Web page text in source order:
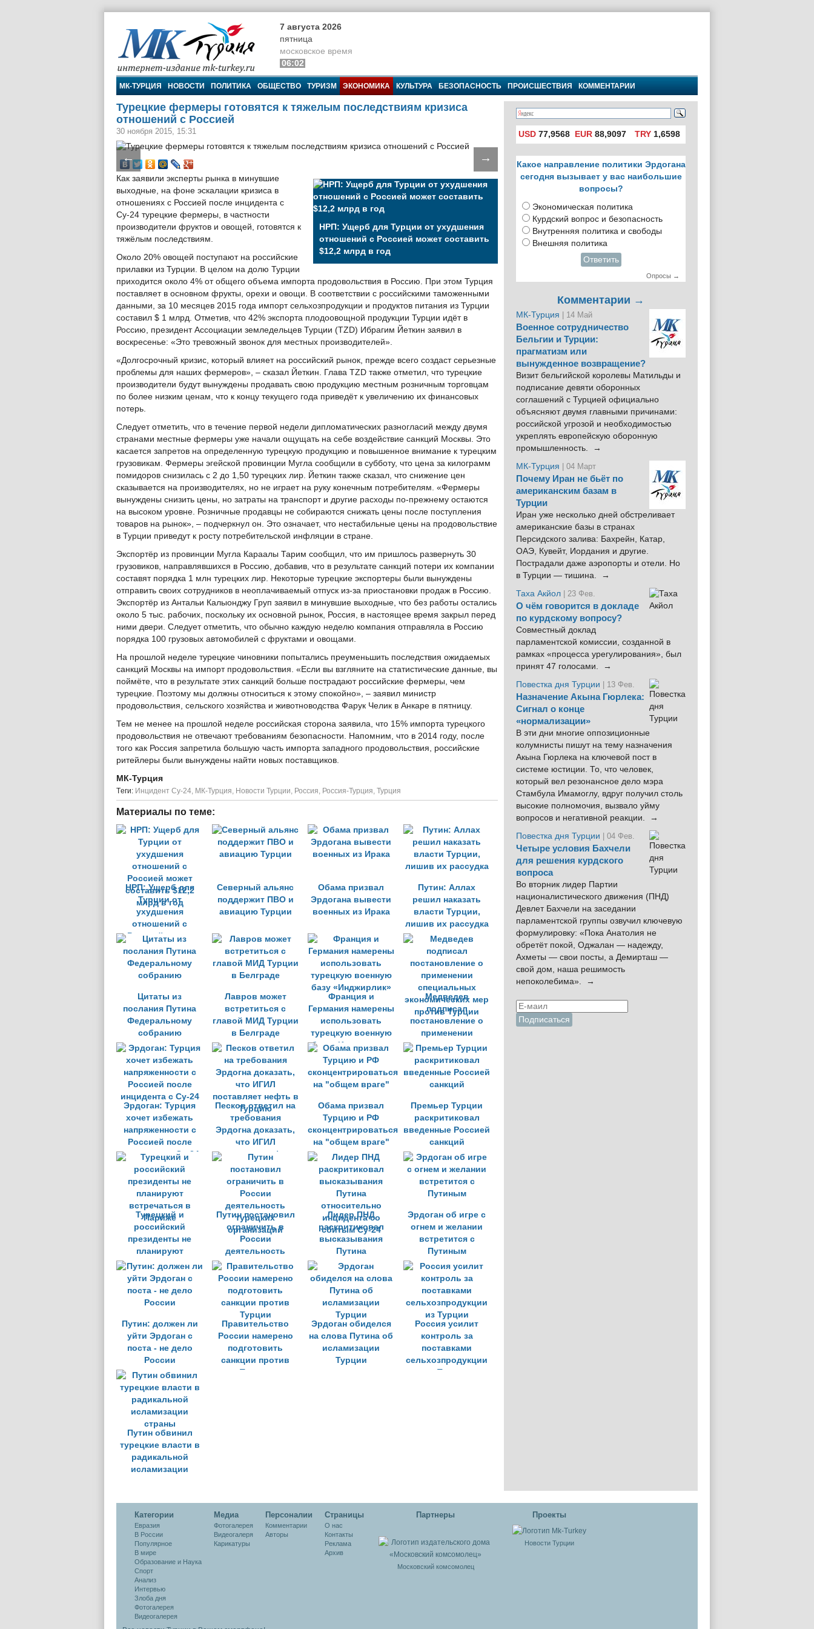
МК-Турция
7 августа 2026
пятница
московское время
06:02
МК-ТУРЦИЯ НОВОСТИ ПОЛИТИКА ОБЩЕСТВО ТУРИЗМ ЭКОНОМИКА КУЛЬТУРА БЕЗОПАСНОСТЬ ПРОИСШЕСТВИЯ КОММЕНТАРИИ
Турецкие фермеры готовятся к тяжелым последствиям кризиса
отношений с Россией
30 ноября 2015, 15:31
← →
НРП: Ущерб для Турции от ухудшения
отношений с Россией может составить
$12,2 млрд в год
Как заявили эксперты рынка в минувшие
выходные, на фоне эскалации кризиса в
отношениях с Россией после инцидента с
Су-24 турецкие фермеры, в частности
производители фруктов и овощей, готовятся к
тяжёлым последствиям.
Около 20% овощей поступают на российские
прилавки из Турции. В целом на долю Турции
приходится около 4% от общего объема импорта продовольствия в Россию. При этом Турция
поставляет в основном фрукты, орехи и овощи. В соответствии с российскими таможенными
данными, за 10 месяцев 2015 года импорт сельхозпродукции и продуктов питания из Турции
составил $ 1 млрд. Отметив, что 42% экспорта плодоовощной продукции Турции идёт в
Россию, президент Ассоциации земледельцев Турции (TZD) Ибрагим Йеткин заявил в
воскресенье: «Это тревожный звонок для местных производителей».
«Долгосрочный кризис, который влияет на российский рынок, прежде всего создаст серьезные
проблемы для наших фермеров», – сказал Йеткин. Глава TZD также отметил, что турецкие
производители будут вынуждены продавать свою продукцию местным розничным торговцам
по более низким ценам, что к концу текущего года приведёт к увеличению их финансовых
потерь.
Следует отметить, что в течение первой недели дипломатических разногласий между двумя
странами местные фермеры уже начали ощущать на себе воздействие санкций Москвы. Это
касается запретов на определенную турецкую продукцию и повышенное внимание к турецким
грузовикам. Фермеры эгейской провинции Мугла сообщили в субботу, что цена за килограмм
помидоров снизилась с 2 до 1,50 турецких лир. Йеткин также сказал, что снижение цен
сказывается на производителях, но не играет на руку конечным потребителям. «Фермеры
вынуждены снизить цены, но затраты на транспорт и другие расходы по-прежнему остаются
на высоком уровне. Розничные продавцы не собираются снижать цены после поступления
товаров на рынок», – подчеркнул он. Это означает, что нестабильные цены на продовольствие
в Турции приведут к росту потребительской инфляции в стране.
Экспортёр из провинции Мугла Караалы Тарим сообщил, что им пришлось развернуть 30
грузовиков, направлявшихся в Россию, добавив, что в результате санкций потери их компании
составят порядка 1 млн турецких лир. Некоторые турецкие экспортеры были вынуждены
отправить своих сотрудников в неоплачиваемый отпуск из-за приостановки продаж в Россию.
Экспортёр из Антальи Калыонджу Груп заявил в минувшие выходные, что без работы остались
около 5 тыс. рабочих, поскольку их основной рынок, Россия, в настоящее время закрыл перед
ними двери. Следует отметить, что обычно каждую неделю компания отправляла в Россию
порядка 100 грузовых автомобилей с фруктами и овощами.
На прошлой неделе турецкие чиновники попытались преуменьшить последствия ожидаемых
санкций Москвы на импорт продовольствия. «Если вы взгляните на статистические данные, вы
поймёте, что в результате этих санкций больше пострадают российские фермеры, чем
турецкие. Поэтому мы должны относиться к этому спокойно», – заявил министр
продовольствия, сельского хозяйства и животноводства Фарук Челик в Анкаре в пятницу.
Тем не менее на прошлой неделе российская сторона заявила, что 15% импорта турецкого
продовольствия не отвечают требованиям безопасности. Напомним, что в 2014 году, после
того как Россия запретила большую часть импорта западного продовольствия, российские
ритейлеры были вынуждены найти новых поставщиков.
МК-Турция
Tеги: Инцидент Су-24, МК-Турция, Новости Турции, Россия, Россия-Турция, Турция
Материалы по теме:
НРП: Ущерб для
Турции от
ухудшения
отношений с
Россией может
составить $12,2
млрд в год
Северный альянс
поддержит ПВО и
авиацию Турции
Обама призвал
Эрдогана вывести
военных из Ирака
Путин: Аллах
решил наказать
власти Турции,
лишив их рассудка
Цитаты из
послания Путина
Федеральному
собранию
Лавров может
встретиться с
главой МИД Турции
в Белграде
Франция и
Германия намерены
использовать
турецкую военную
базу «Инджирлик»
Медведев
подписал
постановление о
применении
специальных
экономических мер
против Турции
Эрдоган: Турция
хочет избежать
напряженности с
Россией после
инцидента с Су-24
Песков ответил на
требования
Эрдогна доказать,
что ИГИЛ
поставляет нефть в
Турцию
Обама призвал
Турцию и РФ
сконцентрироваться
на "общем враге"
Премьер Турции
раскритиковал
введенные Россией
санкций
Турецкий и
российский
президенты не
планируют
встречаться в
Париже
Путин постановил
ограничить в
России
деятельность
турецких
организаций
Лидер ПНД
раскритиковал
высказывания
Путина
относительно
инцидента со
сбитым Су-24
Эрдоган об игре с
огнем и желании
встретится с
Путиным
Путин: должен ли
уйти Эрдоган с
поста - не дело
России
Правительство
России намерено
подготовить
санкции против
Турции
Эрдоган обиделся
на слова Путина об
исламизации
Турции
Россия усилит
контроль за
поставками
сельхозпродукции
из Турции
Путин обвинил
турецкие власти в
радикальной
исламизации
USD 77,9568 EUR 88,9097 TRY1,6598
Какое направление политики Эрдогана
сегодня вызывает у вас наибольшие
вопросы?
Экономическая политика
Курдский вопрос и безопасность
Внутренняя политика и свободы
Внешняя политика
Ответить
Опросы →
Комментарии →
МК-Турция | 14 Май
Военное сотрудничество
Бельгии и Турции:
прагматизм или
вынужденное возвращение?
Визит бельгийской королевы Матильды и
подписание девяти оборонных
соглашений с Турцией официально
объясняют двумя главными причинами:
российской угрозой и необходимостью
укреплять европейскую оборонную
промышленность. →
МК-Турция
| 04 Март
Почему Иран не бьёт по
американским базам в
Турции
Иран уже несколько дней обстреливает
американские базы в странах
Персидского залива: Бахрейн, Катар,
ОАЭ, Кувейт, Иордания и другие.
Пострадали даже аэропорты и отели. Но
в Турции — тишина. →
Таха Акйол | 23 Фев.
О чём говорится в докладе
по курдскому вопросу?
Совместный доклад
парламентской комиссии, созданной в
рамках «процесса урегулирования», был
принят 47 голосами. →
Повестка дня Турции
| 13 Фев.
Назначение Акына Гюрлека:
Сигнал о конце
«нормализации»
В эти дни многие оппозиционные
колумнисты пишут на тему назначения
Акына Гюрлека на ключевой пост в
системе юстиции. То, что человек,
который вел резонансное дело мэра
Стамбула Имамоглу, вдруг получил столь
высокие полномочия, вызвало уйму
вопросов и негативной реакции. →
Повестка дня Турции
| 04 Фев.
Четыре условия Бахчели
для решения курдского
вопроса
Во вторник лидер Партии
националистического движения (ПНД)
Девлет Бахчели на заседании
парламентской группы озвучил ключевую
формулировку: «Пока Анатолия не
обретёт покой, Оджалан — надежду,
Ахметы — свои посты, а Демирташ —
свой дом, наша решимость
непоколебима». →
Категории
Евразия
В России
Популярное
В мире
Образование и Наука
Спорт
Анализ
Интервью
Злоба дня
Фотогалерея
Видеогалерея
Медиа
Фотогалерея
Видеогалеря
Карикатуры
Персоналии
Комментарии
Авторы
Cтраницы
О нас
Контакты
Реклама
Архив
Партнеры
Московский комсомолец
Проекты
Новости Турции